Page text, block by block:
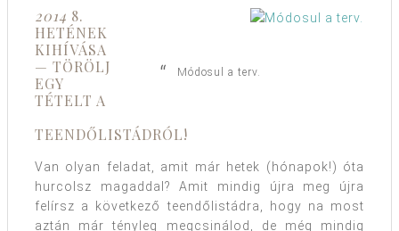
Módosul a terv.
2014 8.
HETÉNEK
KIHÍVÁSA
— TÖRÖLJ
EGY
TÉTELT A
TEENDŐLISTÁDRÓL!
Van olyan feladat, amit már hetek (hónapok!) óta
hurcolsz magaddal? Amit mindig újra meg újra
felírsz a következő teendőlistádra, hogy na most
aztán már tényleg megcsinálod, de még mindig